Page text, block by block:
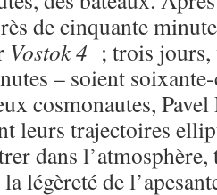
de cinquante
Vostok 4 ; trois
– soient
cosmonautes,
leurs trajectoires
dans
légèreté de